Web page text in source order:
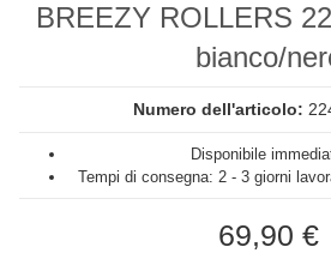
BREEZY ROLLERS
bianco/
Numero dell'articolo:
Disponibile
Tempi di consegna: 2 - 3 giorni
69,90 €